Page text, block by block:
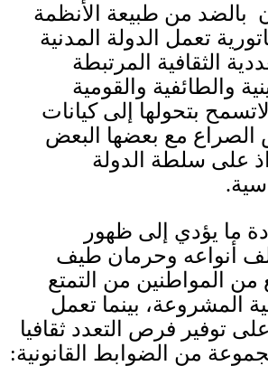
بالضد من طبيعة الأنظمة
تعمل الدولة المدنية
الثقافية المرتبطة
والطائفية والقومية
بتحولها إلى كيانات
مع بعضها البعض
على سلطة الدولة
.
ما يؤدي إلى ظهور
أنواعه وحرمان طيف
المواطنين من التمتع
المشروعة، بينما تعمل
على توفير فرص التعدد ثقافيا
من الضوابط القانونية: